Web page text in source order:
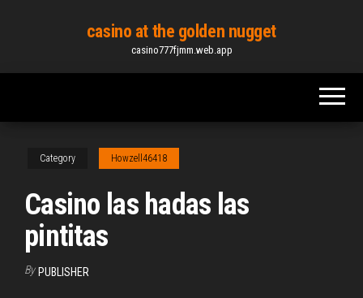
content
casino at the golden nugget
casino777fjmm.web.app
Category Howzell46418
Casino las hadas las
pintitas
By PUBLISHER